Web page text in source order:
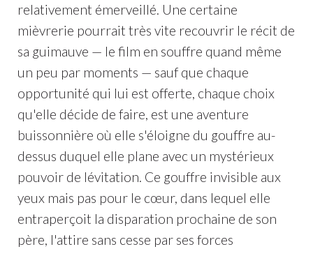
relativement émerveillé. Une certaine
mièvrerie pourrait très vite recouvrir le récit de
sa guimauve — le film en souffre quand même
un peu par moments — sauf que chaque
opportunité qui lui est offerte, chaque choix
qu'elle décide de faire, est une aventure
buissonnière où elle s'éloigne du gouffre au-
dessus duquel elle plane avec un mystérieux
pouvoir de lévitation. Ce gouffre invisible aux
yeux mais pas pour le cœur, dans lequel elle
entraperçoit la disparation prochaine de son
père, l'attire sans cesse par ses forces